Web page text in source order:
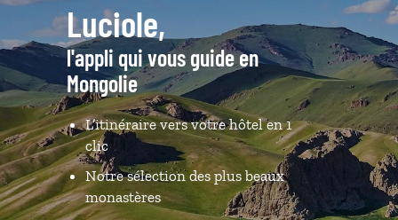
Luciole,
l'appli qui vous guide en
Mongolie
L’itinéraire vers votre hôtel en 1
clic
Notre sélection des plus beaux
monastères